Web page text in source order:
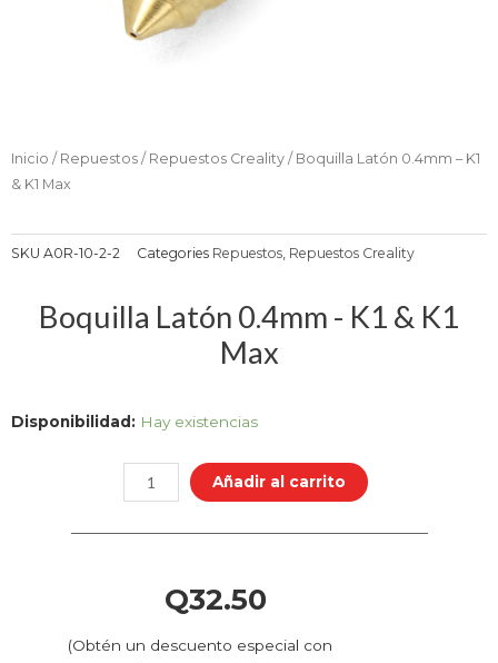
Inicio / Repuestos / Repuestos Creality / Boquilla Latón 0.4mm – K1
& K1 Max
SKU A0R-10-2-2 Categories Repuestos, Repuestos Creality
Boquilla Latón 0.4mm - K1 & K1
Max
Disponibilidad: Hay existencias
Boquilla
0.4mm
-
K1
cantidad
Añadir al carrito
Q32.50
(Obtén un descuento especial con